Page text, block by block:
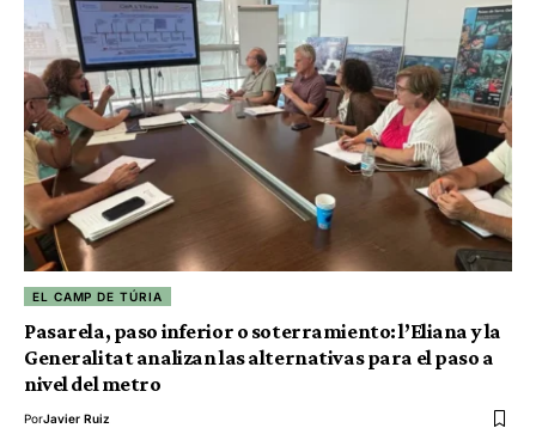
EL CAMP DE TÚRIA
Pasarela, paso inferior o soterramiento: l’Eliana y la
Generalitat analizan las alternativas para el paso a
nivel del metro
PorJavier Ruiz